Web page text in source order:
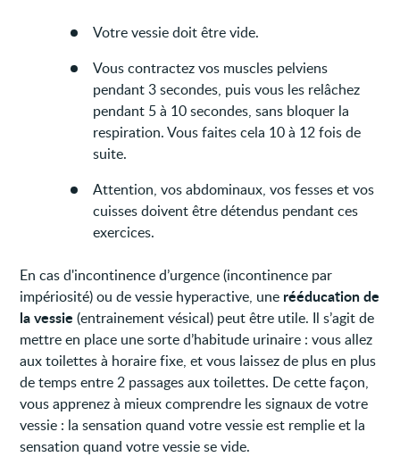
Votre vessie doit être vide.
Vous contractez vos muscles pelviens
pendant 3 secondes, puis vous les relâchez
pendant 5 à 10 secondes, sans bloquer la
respiration. Vous faites cela 10 à 12 fois de
suite.
Attention, vos abdominaux, vos fesses et vos
cuisses doivent être détendus pendant ces
exercices.
En cas d'incontinence d’urgence (incontinence par
impériosité) ou de vessie hyperactive, une rééducation de
la vessie (entrainement vésical) peut être utile. Il s’agit de
mettre en place une sorte d’habitude urinaire : vous allez
aux toilettes à horaire fixe, et vous laissez de plus en plus
de temps entre 2 passages aux toilettes. De cette façon,
vous apprenez à mieux comprendre les signaux de votre
vessie : la sensation quand votre vessie est remplie et la
sensation quand votre vessie se vide.